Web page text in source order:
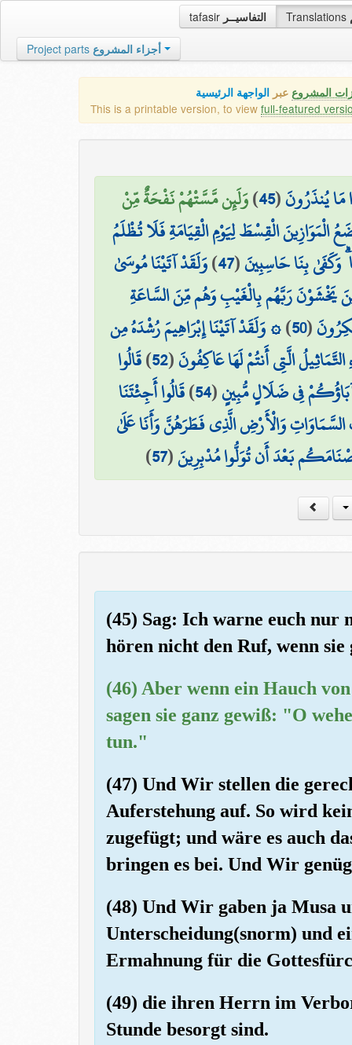
tafasir التفاسيــر Translations
Project parts أجزاء المشروع
المشروع عبر الواجهة الرئيسية
This is a printable version, to view full-featured
مَا يُنذَرُونَ(
45
)وَلَئِن مَّسَّتْهُمْ نَفْحَةٌ مِّنْ
الْمَوَازِينَ الْقِسْطَ لِيَوْمِ الْقِيَامَةِ فَلَا تُظْلَمُ
بِنَا حَاسِبِينَ(
47
)وَلَقَدْ آتَيْنَا مُوسَىٰ
يَخْشَوْنَ رَبَّهُم بِالْغَيْبِ وَهُم مِّنَ السَّاعَةِ
(
50
)۞ وَلَقَدْ آتَيْنَا إِبْرَاهِيمَ رُشْدَهُ مِن
الَّتِي أَنتُمْ لَهَا عَاكِفُونَ(
52
)قَالُوا
فِي ضَلَالٍ مُّبِينٍ(
54
)قَالُوا أَجِئْتَنَا
وَالْأَرْضِ الَّذِي فَطَرَهُنَّ وَأَنَا عَلَىٰ
بَعْدَ أَن تُوَلُّوا مُدْبِرِينَ(
57
)
(45) Sag: Ich warne euch nur
hören nicht den Ruf, wenn
(46) Aber wenn ein Hauch
sagen sie ganz gewiß: "O
tun."
(47) Und Wir stellen die
Auferstehung auf. So wird
zugefügt; und wäre es auch
bringen es bei. Und Wir
(48) Und Wir gaben ja Musa
Unterscheidung(snorm) und
Ermahnung für die
(49) die ihren Herrn im
Stunde besorgt sind.